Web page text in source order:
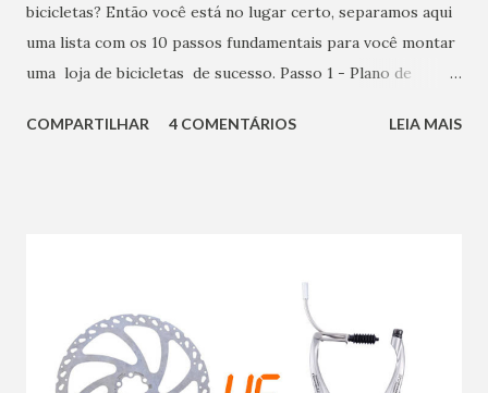
bicicletas? Então você está no lugar certo, separamos aqui
uma lista com os 10 passos fundamentais para você montar
uma loja de bicicletas de sucesso. Passo 1 - Plano de
importante calcular cada detalhe. O primeiro passo é criar
elaborado, vai ser o alicerce para o sucesso do seu
empreendimento. Em uma planilha responda: Qual é a
região de atuação que deseja atingir com seus produtos ou
serviços? Quais os produtos vai vender? Quais os serviços
COMPARTILHAR 4 COMENTÁRIOS LEIA MAIS